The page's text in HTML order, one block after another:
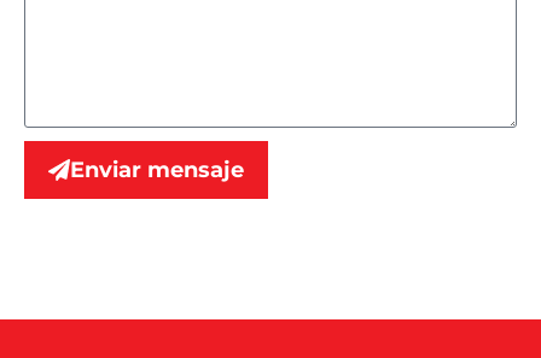
Enviar mensaje